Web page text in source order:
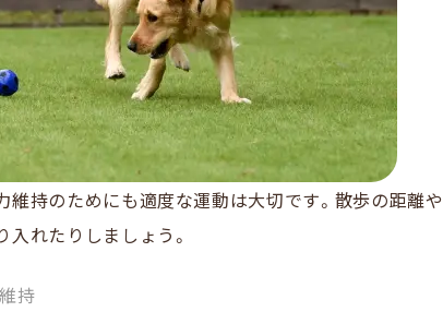
持のためにも適度な運動は大切です。散歩の距離や
れたりしましょう。
持